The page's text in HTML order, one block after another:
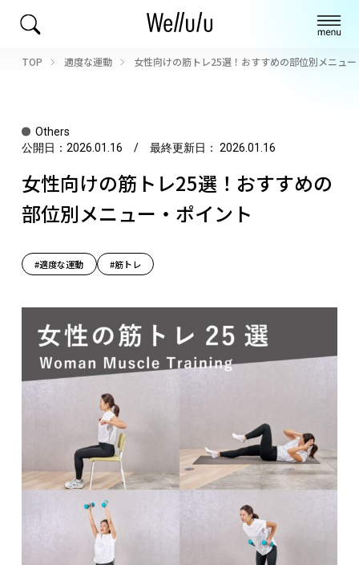
TOP 適度な運動 女性向けの筋トレ25選！おすすめの部位別メニュ
Others
公開日： 2026.01.16 / 最終更新日： 2026.01.16
女性向けの筋トレ25選！おすすめの
部位別メニュー・ポイント
#適度な運動 #筋トレ